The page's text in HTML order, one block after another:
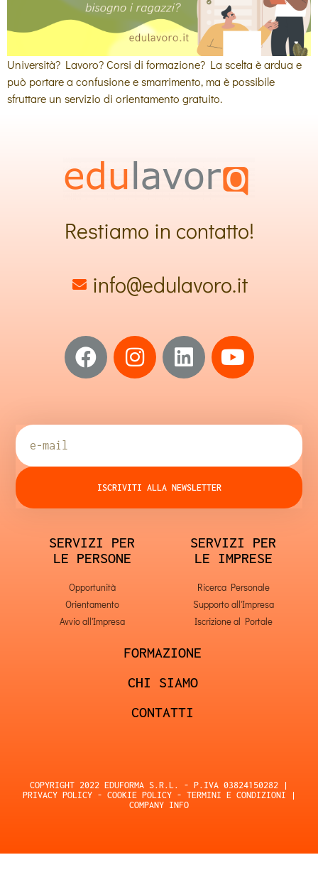
Università? Lavoro? Corsi di formazione? La scelta è ardua e
può portare a confusione e smarrimento, ma è possibile
sfruttare un servizio di orientamento gratuito.
Restiamo in contatto!
info@edulavoro.it
ISCRIVITI ALLA NEWSLETTER
SERVIZI PER
LE PERSONE
Opportunità
Orientamento
Avvio all'Impresa
SERVIZI PER
LE IMPRESE
Ricerca Personale
Supporto all'Impresa
Iscrizione al Portale
FORMAZIONE
CHI SIAMO
CONTATTI
COPYRIGHT 2022 EDUFORMA S.R.L. - P.IVA 03824150282 |
PRIVACY POLICY- COOKIE POLICY- TERMINI E CONDIZIONI |
COMPANY INFO